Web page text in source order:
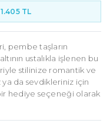
TL
pembe taşların
ustalıkla işlenen bu
stilinize romantik ve
da sevdikleriniz için
hediye seçeneği olarak